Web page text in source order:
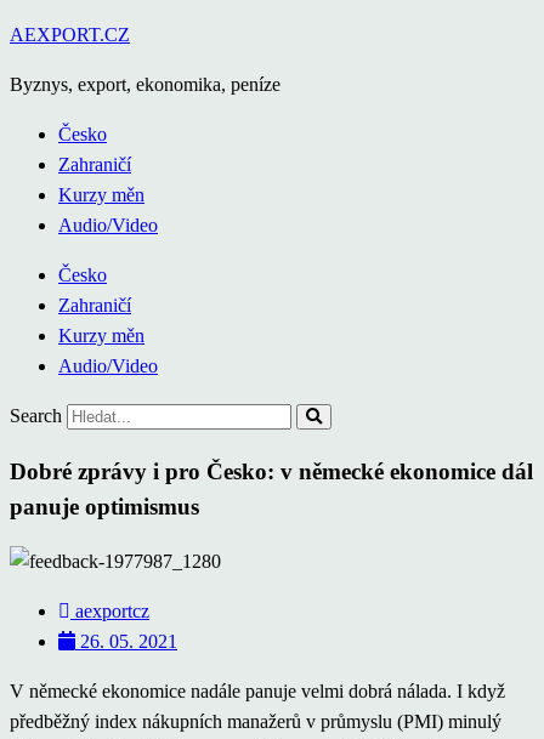
Přejít
obsahu
AEXPORT.CZ
Byznys, export, ekonomika, peníze
Česko
Zahraničí
Kurzy měn
Audio/Video
Česko
Zahraničí
Kurzy měn
Audio/Video
Search
Dobré zprávy i pro Česko: v německé ekonomice dál
panuje optimismus
aexportcz
26. 05. 2021
V německé ekonomice nadále panuje velmi dobrá nálada. I když
předběžný index nákupních manažerů v průmyslu (PMI) minulý